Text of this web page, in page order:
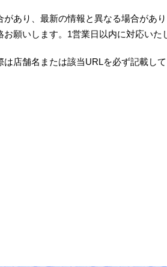
あり、最新の情報と異なる場合があり
お願いします。1営業日以内に対応いた
店舗名または該当URLを必ず記載して